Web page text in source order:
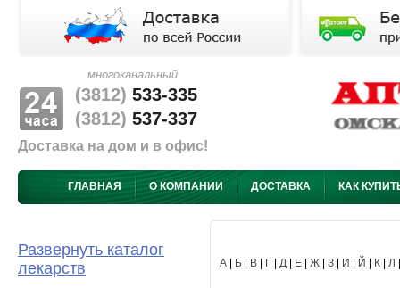
многоканальный
(3812) 533-335
(3812) 537-337
Доставка на дом и в офис!
ГЛАВНАЯ О КОМПАНИИ ДОСТАВКА КАК
Развернуть каталог
лекарств
А Б В Г Д Е Ж З И Й К Л